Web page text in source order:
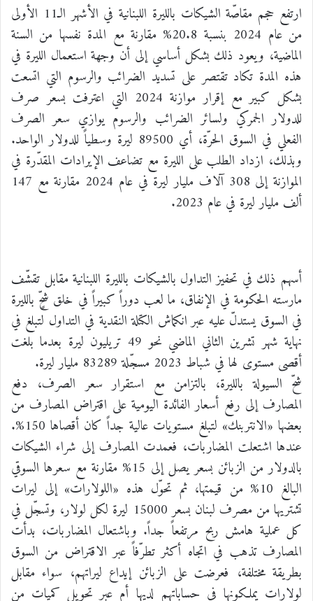
ارتفع حجم مقاصّة الشيكات بالليرة اللبنانية في الأشهر الـ11 الأولى
من عام 2024 بنسبة 20.8% مقارنة مع المدة نفسها من السنة
الماضية، ويعود ذلك بشكل أساسي إلى أن وجهة استعمال الليرة في
هذه المدة تكاد تقتصر على تسديد الضرائب والرسوم التي اتسعت
بشكل كبير مع إقرار موازنة 2024 التي اعترفت بسعر صرف
للدولار الجمركي ولسائر الضرائب والرسوم يوازي سعر الصرف
الفعلي في السوق الحرّة، أي 89500 ليرة وسطياً للدولار الواحد.
وبذلك، ازداد الطلب على الليرة مع تضاعف الإيرادات المقدّرة في
الموازنة إلى 308 آلاف مليار ليرة في عام 2024 مقارنة مع 147
ألف مليار ليرة في عام 2023.
أسهم ذلك في تحفيز التداول بالشيكات بالليرة اللبنانية مقابل تقشّف
مارسته الحكومة في الإنفاق، ما لعب دوراً كبيراً في خلق شحٍّ بالليرة
في السوق يستدلّ عليه عبر انكماش الكتلة النقدية في التداول لتبلغ في
نهاية شهر تشرين الثاني الماضي نحو 49 تريليون ليرة بعدما بلغت
أقصى مستوى لها في شباط 2023 مسجّلة 83289 مليار ليرة.
شحّ السيولة بالليرة، بالتزامن مع استقرار سعر الصرف، دفع
المصارف إلى رفع أسعار الفائدة اليومية على اقتراض المصارف من
بعضها «الانتربنك» لتبلغ مستويات عالية جداً كان أقصاها 150%.
عندها اشتعلت المضاربات، فعمدت المصارف إلى شراء الشيكات
بالدولار من الزبائن بسعر يصل إلى 15% مقارنة مع سعرها السوقي
البالغ 10% من قيمتها، ثم تحوّل هذه «اللولارات» إلى ليرات
تشتريها من مصرف لبنان بسعر 15000 ليرة لكل لولار، وتسجّل في
كل عملية هامش ربح مرتفعاً جداً. وباشتعال المضاربات، بدأت
المصارف تذهب في اتجاه أكثر تطرّفاً عبر الاقتراض من السوق
بطريقة مختلفة، فعرضت على الزبائن إيداع ليراتهم، سواء مقابل
لولارات يملكونها في حساباتهم لديها أم عبر تحويل كميات من